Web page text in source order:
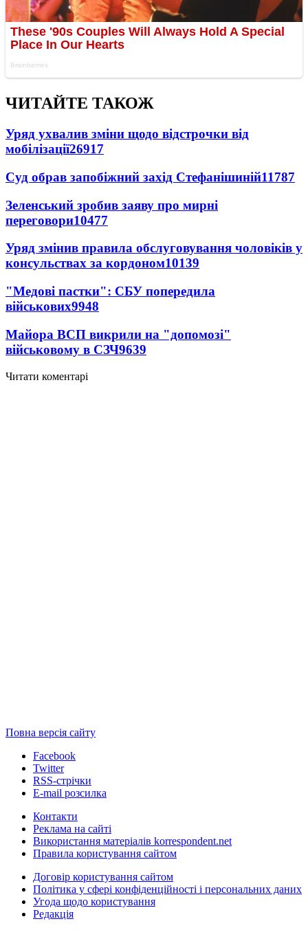
ЧИТАЙТЕ ТАКОЖ
Уряд ухвалив зміни щодо відстрочки від
мобілізації26917
Суд обрав запобіжний захід Стефанішиній11787
Зеленський зробив заяву про мирні
переговори10477
Уряд змінив правила обслуговування чоловіків у
консульствах за кордоном10139
"Медові пастки": СБУ попередила
військових9948
Майора ВСП викрили на "допомозі"
військовому в СЗЧ9639
Читати коментарі
Повна версія сайту
Facebook
Twitter
RSS-стрічки
E-mail розсилка
Контакти
Реклама на сайті
Використання матеріалів korrespondent.net
Правила користування сайтом
Договір користування сайтом
Політика у сфері конфіденційності і персональних даних
Угода щодо користування
Редакція